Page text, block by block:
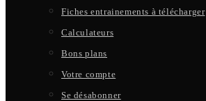
Fiches entrainements à télécharger
Calculateurs
Bons plans
Votre compte
Se désabonner